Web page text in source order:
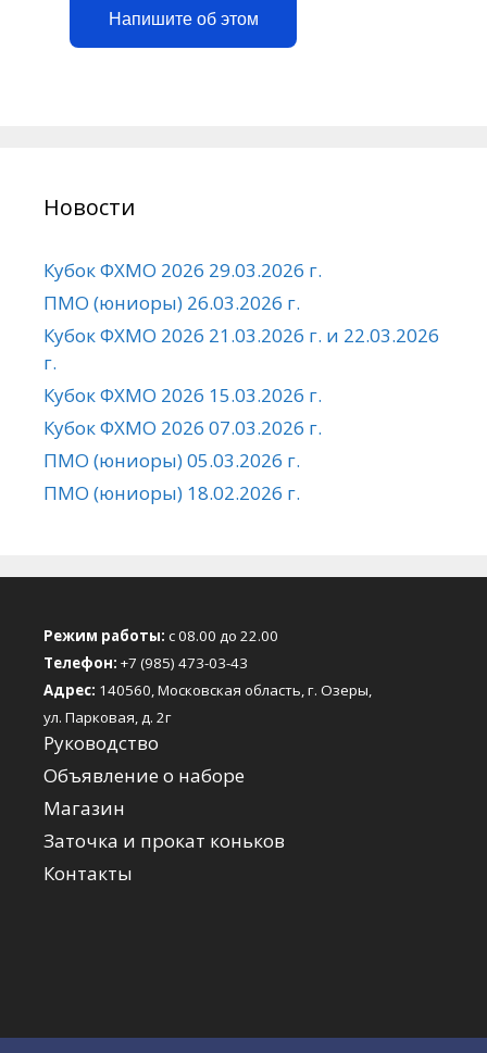
Напишите об этом
Новости
Кубок ФХМО 2026 29.03.2026 г.
ПМО (юниоры) 26.03.2026 г.
Кубок ФХМО 2026 21.03.2026 г. и 22.03.2026
г.
Кубок ФХМО 2026 15.03.2026 г.
Кубок ФХМО 2026 07.03.2026 г.
ПМО (юниоры) 05.03.2026 г.
ПМО (юниоры) 18.02.2026 г.
Режим работы: с 08.00 до 22.00
Телефон: +7 (985) 473-03-43
Адрес: 140560, Московская область, г. Озеры,
ул. Парковая, д. 2г
Руководство
Объявление о наборе
Магазин
Заточка и прокат коньков
Контакты